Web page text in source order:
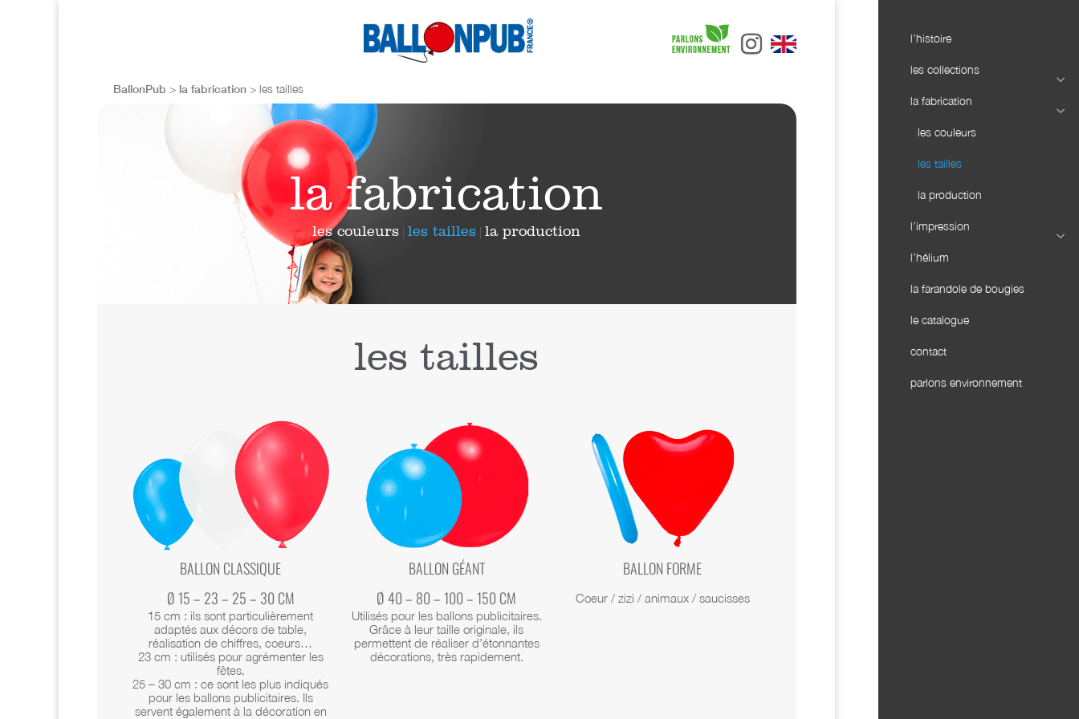
l’histoire
les collections
la fabrication
les couleurs
les tailles
la production
l’impression
l’hélium
la farandole de bougies
le catalogue
contact
parlons environnement
BallonPub > la fabrication> les tailles
la fabrication
les couleurs |les tailles |la production
les tailles
BALLON CLASSIQUE
Ø 15 – 23 – 25 – 30 CM
15 cm : ils sont particulièrement
adaptés aux décors de table,
réalisation de chiffres, coeurs…
23 cm : utilisés pour agrémenter les
fêtes.
25 – 30 cm : ce sont les plus indiqués
pour les ballons publicitaires. Ils
servent également à la décoration en
BALLON GÉANT
Ø 40 – 80 – 100 – 150 CM
Utilisés pour les ballons publicitaires.
Grâce à leur taille originale, ils
permettent de réaliser d’étonnantes
décorations, très rapidement.
BALLON FORME
Coeur / zizi / animaux / saucisses